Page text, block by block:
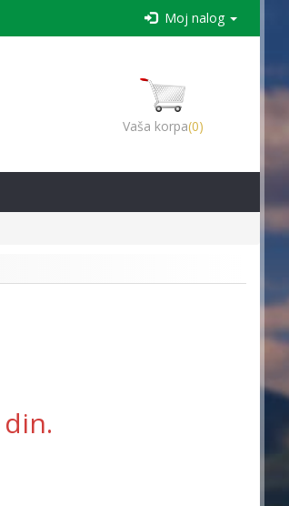
Moj nalog
Vaša korpa(0)
din.